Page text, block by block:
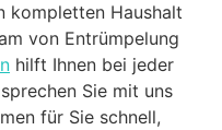
kompletten Haushalt
von Entrümpelung
hilft Ihnen bei jeder
Sie mit uns
für Sie schnell,